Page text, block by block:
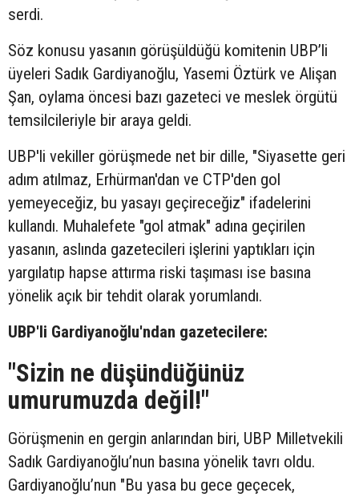
serdi.
Söz konusu yasanın görüşüldüğü komitenin UBP’li
üyeleri Sadık Gardiyanoğlu, Yasemi Öztürk ve Alişan
Şan, oylama öncesi bazı gazeteci ve meslek örgütü
temsilcileriyle bir araya geldi.
UBP'li vekiller görüşmede net bir dille, "Siyasette geri
adım atılmaz, Erhürman'dan ve CTP'den gol
yemeyeceğiz, bu yasayı geçireceğiz" ifadelerini
kullandı. Muhalefete "gol atmak" adına geçirilen
yasanın, aslında gazetecileri işlerini yaptıkları için
yargılatıp hapse attırma riski taşıması ise basına
yönelik açık bir tehdit olarak yorumlandı.
UBP'li Gardiyanoğlu'ndan gazetecilere:
"Sizin ne düşündüğünüz
umurumuzda değil!"
Görüşmenin en gergin anlarından biri, UBP Milletvekili
Sadık Gardiyanoğlu’nun basına yönelik tavrı oldu.
Gardiyanoğlu’nun "Bu yasa bu gece geçecek,